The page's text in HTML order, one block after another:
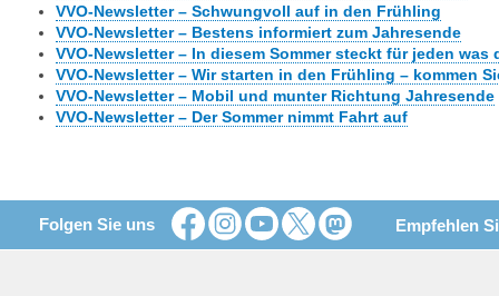
VVO-Newsletter – Schwungvoll auf in den Frühling
VVO-Newsletter – Bestens informiert zum Jahresende
VVO-Newsletter – In diesem Sommer steckt für jeden was
VVO-Newsletter – Wir starten in den Frühling – kommen
VVO-Newsletter – Mobil und munter Richtung Jahresende
VVO-Newsletter – Der Sommer nimmt Fahrt auf
Folgen Sie uns Empfehlen